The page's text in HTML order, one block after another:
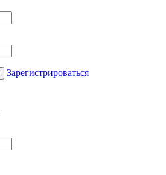
Зарегистрироваться